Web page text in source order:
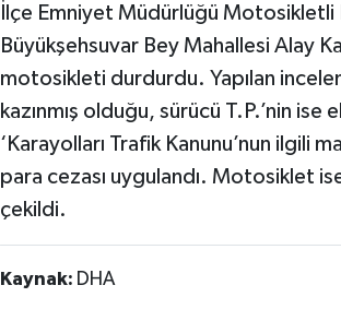
İlçe Emniyet Müdürlüğü
Büyükşehsuvar Bey Mahallesi Alay
motosikleti durdurdu. Yapılan
kazınmış olduğu, sürücü T.P.’nin
‘Karayolları Trafik Kanunu’nun
para cezası uygulandı. Motosiklet
çekildi.
Kaynak: DHA